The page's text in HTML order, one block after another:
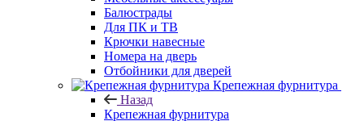
Балюстрады
Для ПК и ТВ
Крючки навесные
Номера на дверь
Отбойники для дверей
Крепежная фурнитура
Назад
Крепежная фурнитура